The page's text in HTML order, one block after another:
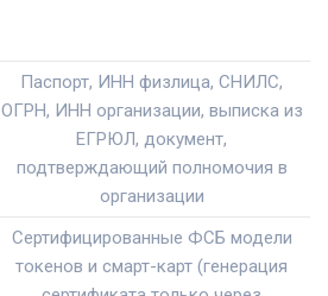
Паспорт, ИНН физлица, СНИЛС,
ОГРН, ИНН организации, выписка из
ЕГРЮЛ, документ,
подтверждающий полномочия в
организации
Сертифицированные ФСБ модели
токенов и смарт-карт (генерация